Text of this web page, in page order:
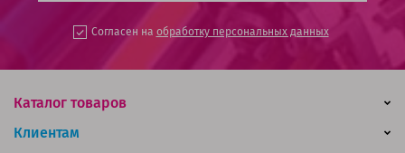
Согласен на обработку персональных данных
Каталог товаров
Клиентам